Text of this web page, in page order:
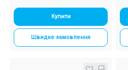
Купити
Швидке замовлення